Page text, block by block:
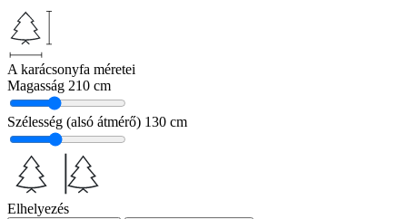
A karácsonyfa méretei
Magasság 210 cm
Szélesség (alsó átmérő) 130 cm
Elhelyezés